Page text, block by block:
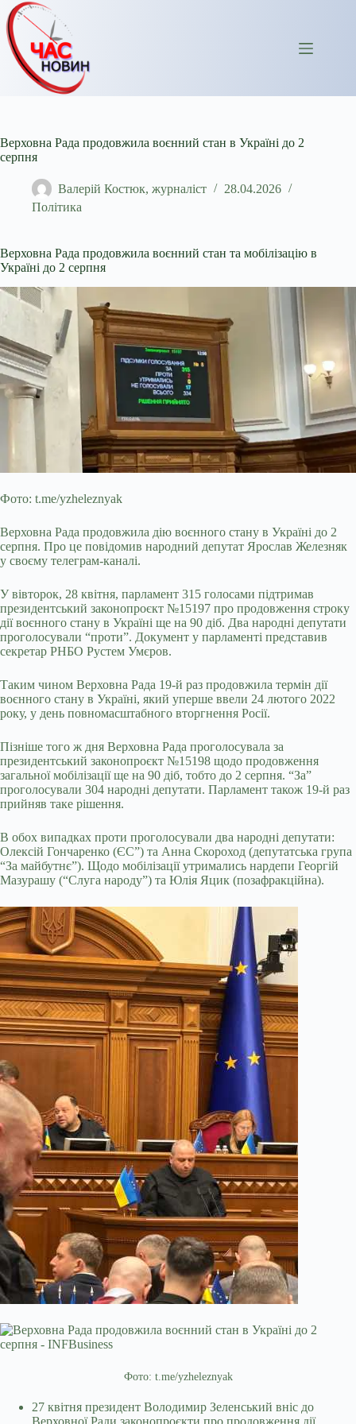
Перейти
до
вмісту
Верховна Рада продовжила воєнний стан в Україні до 2
серпня
Валерій Костюк, журналіст
28.04.2026
Політика
Верховна Рада продовжила воєнний стан та мобілізацію в
Україні до 2 серпня
Фото: t.me/yzheleznyak
Верховна Рада продовжила дію воєнного стану в Україні до 2
серпня. Про це повідомив народний депутат Ярослав Железняк
у своєму телеграм-каналі.
У вівторок, 28 квітня, парламент 315 голосами підтримав
президентський законопроєкт №15197 про продовження строку
дії воєнного стану в Україні ще на 90 діб. Два народні депутати
проголосували “проти”. Документ у парламенті представив
секретар РНБО Рустем Умєров.
Таким чином Верховна Рада 19-й раз продовжила термін дії
воєнного стану в Україні, який уперше ввели 24 лютого 2022
року, у день повномасштабного вторгнення Росії.
Пізніше того ж дня Верховна Рада проголосувала за
президентський законопроєкт №15198 щодо продовження
загальної мобілізації ще на 90 діб, тобто до 2 серпня. “За”
проголосували 304 народні депутати. Парламент також 19-й раз
прийняв таке рішення.
В обох випадках проти проголосували два народні депутати:
Олексій Гончаренко (ЄС”) та Анна Скороход (депутатська група
“За майбутнє”). Щодо мобілізації утримались нардепи Георгій
Мазурашу (“Слуга народу”) та Юлія Яцик (позафракційна).
Фото: t.me/yzheleznyak
27 квітня президент Володимир Зеленський вніс до
Верховної Ради законопроєкти про продовження дії